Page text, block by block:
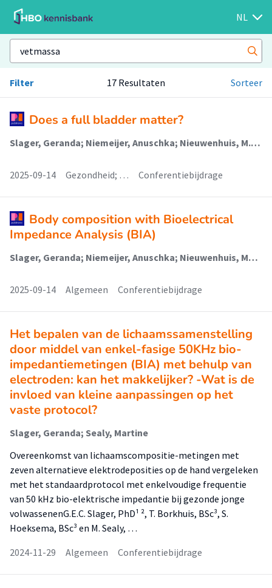
NL
Filter 17 Resultaten Sorteer
Does a full bladder matter?
Slager, Geranda; Niemeijer, Anuschka; Nieuwenhuis, M.K. (Healthy Ageing, Allied Health Care And Nursing); Sealy, Martine (Healthy Ageing, Allied Health Care And Nursing); Visscher, Ilse; Peters, Minke
2025-09-14 Gezondheid; … Conferentiebijdrage
Body composition with Bioelectrical
Impedance Analysis (BIA)
Slager, Geranda; Niemeijer, Anuschka; Nieuwenhuis, Marianne (Healthy Ageing, Allied Health Care And Nursing); Sealy, Martine (Healthy Ageing, Allied Health Care And Nursing); Beenen, Amy; Tietsma, Hylke
2025-09-14 Algemeen Conferentiebijdrage
Het bepalen van de lichaamssamenstelling
door middel van enkel-fasige 50KHz bio-
impedantiemetingen (BIA) met behulp van
electroden: kan het makkelijker? -Wat is de
invloed van kleine aanpassingen op het
vaste protocol?
Slager, Geranda; Sealy, Martine
Overeenkomst van lichaamscompositie-metingen met
zeven alternatieve elektrodeposities op de hand vergeleken
met het standaardprotocol met enkelvoudige frequentie
van 50 kHz bio-elektrische impedantie bij gezonde jonge
volwassenenG.E.C. Slager, PhD¹ ², T. Borkhuis, BSc³, S.
Hoeksema, BSc³ en M. Sealy, …
2024-11-29
Algemeen Conferentiebijdrage